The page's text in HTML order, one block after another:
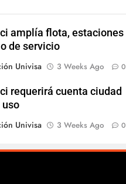
amplía flota, estaciones
de servicio
Univisa
3 Weeks Ago 0
requerirá cuenta ciudad
uso
Univisa
3 Weeks Ago 0